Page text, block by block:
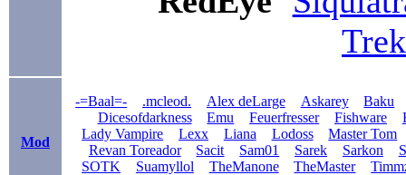
Mod
-=Baal=- .mcleod. Alex deLarge Askarey
Baku
Dicesofdarkness
Emu Feuerfresser Fishware
Lady Vampire
Lexx Liana Lodoss
Master Tom
Revan Toreador
Sacit Sam01 Sarek Sarkon
SOTK
Suamyllol TheManone TheMaster